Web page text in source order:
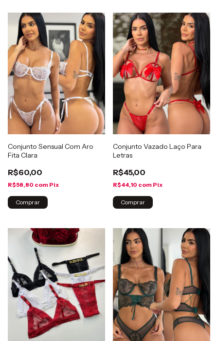
Conjunto Sensual Com Aro
Fita Clara
R$60,00
R$58,80 com Pix
Comprar
Conjunto Vazado Laço Para
Letras
R$45,00
R$44,10 com Pix
Comprar